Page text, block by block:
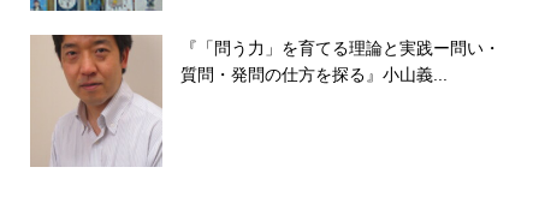
『「問う力」を育てる理論と実践ー問い・
質問・発問の仕方を探る』小山義...